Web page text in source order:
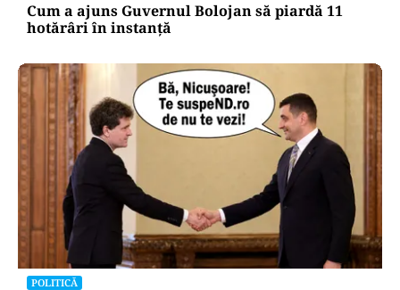
Cum a ajuns Guvernul Bolojan să piardă 11
hotărâri în instanță
POLITICĂ